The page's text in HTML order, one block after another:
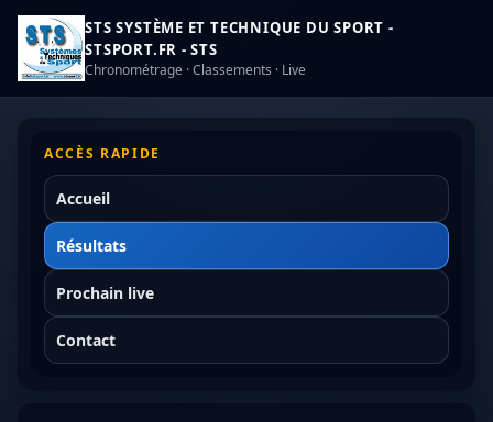
STS SYSTÈME ET TECHNIQUE DU SPORT -
STSPORT.FR - STS
Chronométrage · Classements · Live
ACCÈS RAPIDE
Accueil
Résultats
Prochain live
Contact